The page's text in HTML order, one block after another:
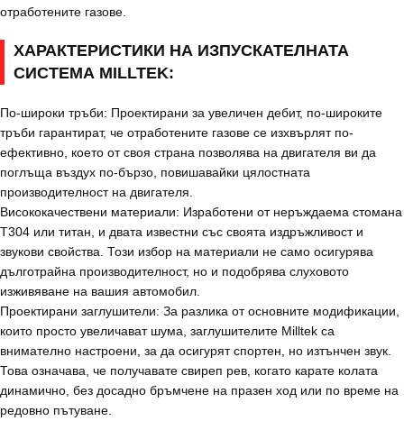
отработените газове.
ХАРАКТЕРИСТИКИ НА ИЗПУСКАТЕЛНАТА
СИСТЕМА MILLTEK:
По-широки тръби: Проектирани за увеличен дебит, по-широките
тръби гарантират, че отработените газове се изхвърлят по-
ефективно, което от своя страна позволява на двигателя ви да
поглъща въздух по-бързо, повишавайки цялостната
производителност на двигателя.
Висококачествени материали: Изработени от неръждаема стомана
T304 или титан, и двата известни със своята издръжливост и
звукови свойства. Този избор на материали не само осигурява
дълготрайна производителност, но и подобрява слуховото
изживяване на вашия автомобил.
Проектирани заглушители: За разлика от основните модификации,
които просто увеличават шума, заглушителите Milltek са
внимателно настроени, за да осигурят спортен, но изтънчен звук.
Това означава, че получавате свиреп рев, когато карате колата
динамично, без досадно бръмчене на празен ход или по време на
редовно пътуване.